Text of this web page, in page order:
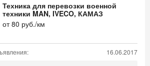
Техника для перевозки военной
техники MAN, IVECO, КАМАЗ
от80 руб./км
16.06.2017